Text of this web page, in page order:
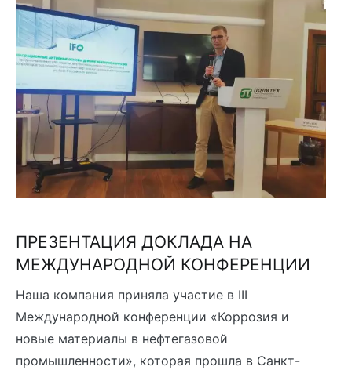
ПРЕЗЕНТАЦИЯ ДОКЛАДА НА
МЕЖДУНАРОДНОЙ КОНФЕРЕНЦИИ
Наша компания приняла участие в III
Международной конференции «Коррозия и
новые материалы в нефтегазовой
промышленности», которая прошла в Санкт-